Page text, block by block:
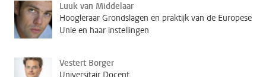
Luuk van Middelaar
Hoogleraar Grondslagen en praktijk van de Europese
Unie en haar instellingen
Vestert Borger